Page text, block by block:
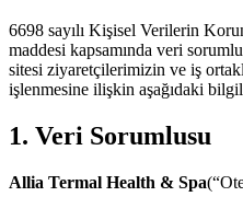
6698 sayılı Kişisel Verilerin
maddesi kapsamında veri
sitesi ziyaretçilerimizin ve iş
işlenmesine ilişkin aşağıdaki
1. Veri Sorumlusu
Allia Termal Health & Spa